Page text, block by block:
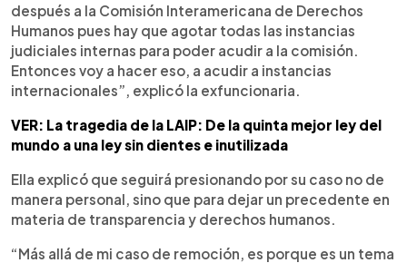
después a la Comisión Interamericana de Derechos
Humanos pues hay que agotar todas las instancias
judiciales internas para poder acudir a la comisión.
Entonces voy a hacer eso, a acudir a instancias
internacionales”, explicó la exfuncionaria.
VER: La tragedia de la LAIP: De la quinta mejor ley del
mundo a una ley sin dientes e inutilizada
Ella explicó que seguirá presionando por su caso no de
manera personal, sino que para dejar un precedente en
materia de transparencia y derechos humanos.
“Más allá de mi caso de remoción, es porque es un tema